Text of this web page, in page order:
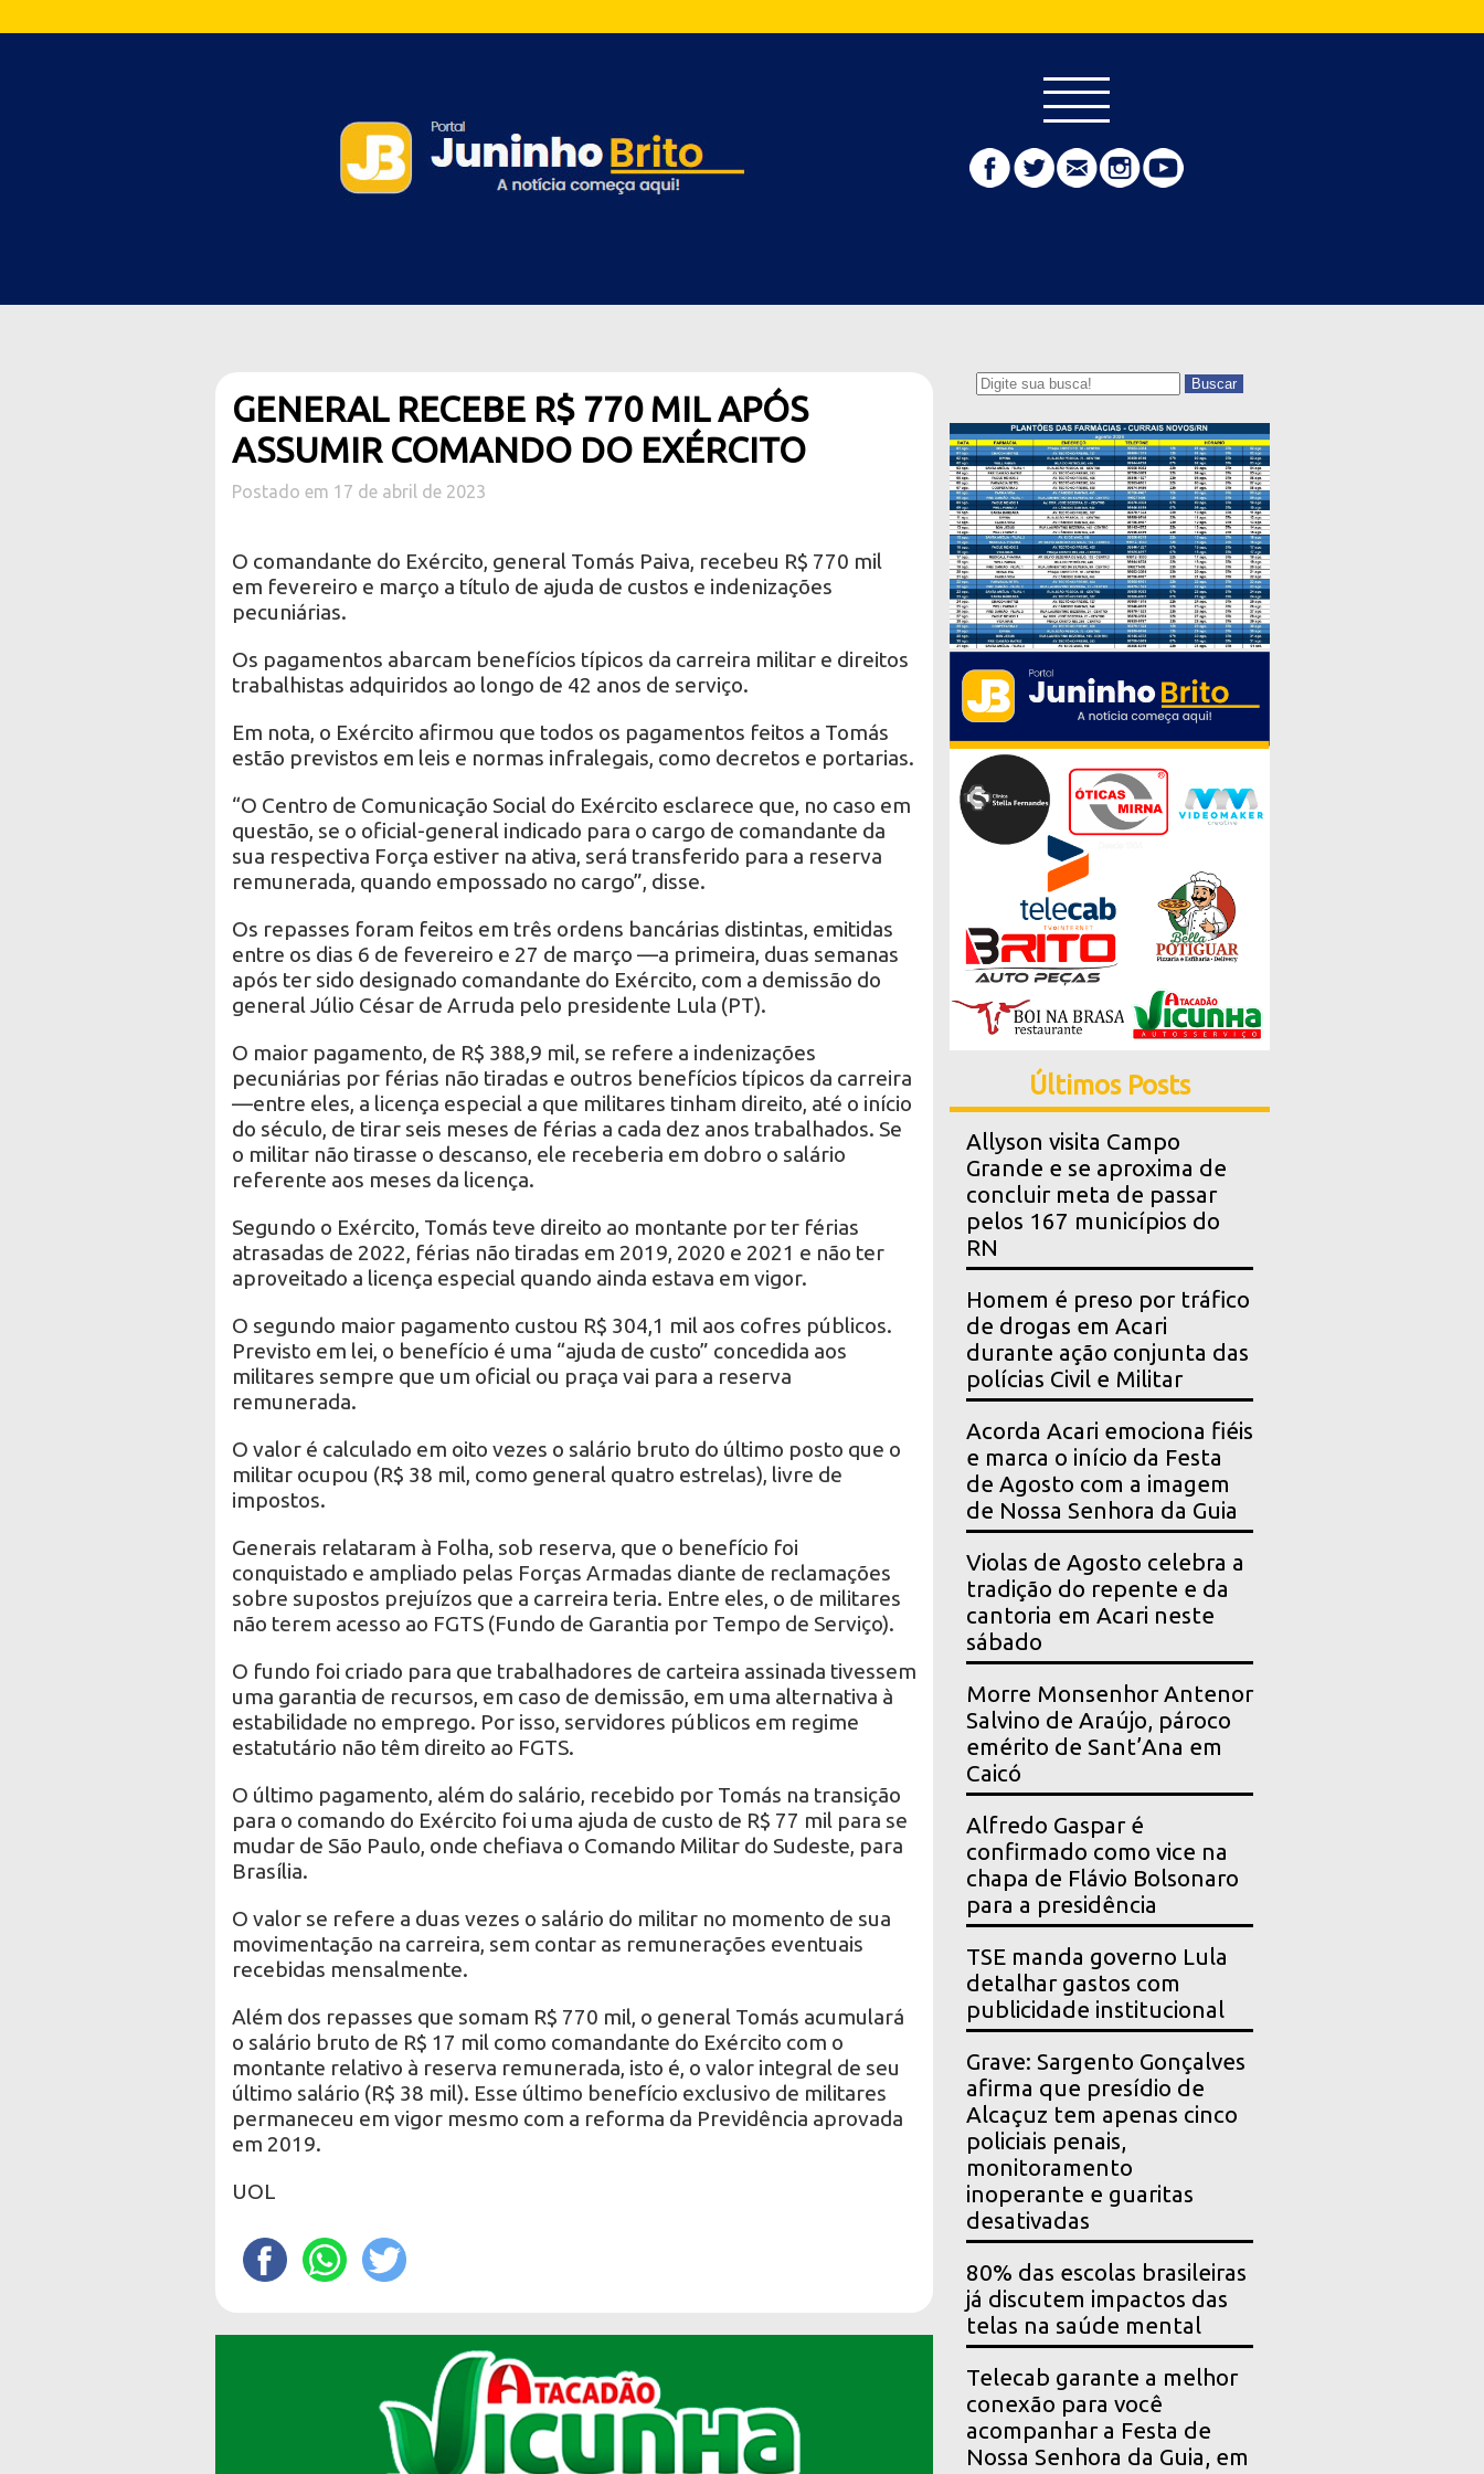
GENERAL RECEBE R$ 770 MIL APÓS
ASSUMIR COMANDO DO EXÉRCITO
Postado em 17 de abril de 2023
O comandante do Exército, general Tomás Paiva, recebeu R$ 770 mil
em fevereiro e março a título de ajuda de custos e indenizações
pecuniárias.
Os pagamentos abarcam benefícios típicos da carreira militar e direitos
trabalhistas adquiridos ao longo de 42 anos de serviço.
Em nota, o Exército afirmou que todos os pagamentos feitos a Tomás
estão previstos em leis e normas infralegais, como decretos e portarias.
“O Centro de Comunicação Social do Exército esclarece que, no caso em
questão, se o oficial-general indicado para o cargo de comandante da
sua respectiva Força estiver na ativa, será transferido para a reserva
remunerada, quando empossado no cargo”, disse.
Os repasses foram feitos em três ordens bancárias distintas, emitidas
entre os dias 6 de fevereiro e 27 de março —a primeira, duas semanas
após ter sido designado comandante do Exército, com a demissão do
general Júlio César de Arruda pelo presidente Lula (PT).
O maior pagamento, de R$ 388,9 mil, se refere a indenizações
pecuniárias por férias não tiradas e outros benefícios típicos da carreira
—entre eles, a licença especial a que militares tinham direito, até o início
do século, de tirar seis meses de férias a cada dez anos trabalhados. Se
o militar não tirasse o descanso, ele receberia em dobro o salário
referente aos meses da licença.
Segundo o Exército, Tomás teve direito ao montante por ter férias
atrasadas de 2022, férias não tiradas em 2019, 2020 e 2021 e não ter
aproveitado a licença especial quando ainda estava em vigor.
O segundo maior pagamento custou R$ 304,1 mil aos cofres públicos.
Previsto em lei, o benefício é uma “ajuda de custo” concedida aos
militares sempre que um oficial ou praça vai para a reserva
remunerada.
O valor é calculado em oito vezes o salário bruto do último posto que o
militar ocupou (R$ 38 mil, como general quatro estrelas), livre de
impostos.
Generais relataram à Folha, sob reserva, que o benefício foi
conquistado e ampliado pelas Forças Armadas diante de reclamações
sobre supostos prejuízos que a carreira teria. Entre eles, o de militares
não terem acesso ao FGTS (Fundo de Garantia por Tempo de Serviço).
O fundo foi criado para que trabalhadores de carteira assinada tivessem
uma garantia de recursos, em caso de demissão, em uma alternativa à
estabilidade no emprego. Por isso, servidores públicos em regime
estatutário não têm direito ao FGTS.
O último pagamento, além do salário, recebido por Tomás na transição
para o comando do Exército foi uma ajuda de custo de R$ 77 mil para se
mudar de São Paulo, onde chefiava o Comando Militar do Sudeste, para
Brasília.
O valor se refere a duas vezes o salário do militar no momento de sua
movimentação na carreira, sem contar as remunerações eventuais
recebidas mensalmente.
Além dos repasses que somam R$ 770 mil, o general Tomás acumulará
o salário bruto de R$ 17 mil como comandante do Exército com o
montante relativo à reserva remunerada, isto é, o valor integral de seu
último salário (R$ 38 mil). Esse último benefício exclusivo de militares
permaneceu em vigor mesmo com a reforma da Previdência aprovada
em 2019.
UOL
Buscar
Últimos Posts
Allyson visita Campo
Grande e se aproxima de
concluir meta de passar
pelos 167 municípios do
RN
Homem é preso por tráfico
de drogas em Acari
durante ação conjunta das
polícias Civil e Militar
Acorda Acari emociona fiéis
e marca o início da Festa
de Agosto com a imagem
de Nossa Senhora da Guia
Violas de Agosto celebra a
tradição do repente e da
cantoria em Acari neste
sábado
Morre Monsenhor Antenor
Salvino de Araújo, pároco
emérito de Sant’Ana em
Caicó
Alfredo Gaspar é
confirmado como vice na
chapa de Flávio Bolsonaro
para a presidência
TSE manda governo Lula
detalhar gastos com
publicidade institucional
Grave: Sargento Gonçalves
afirma que presídio de
Alcaçuz tem apenas cinco
policiais penais,
monitoramento
inoperante e guaritas
desativadas
80% das escolas brasileiras
já discutem impactos das
telas na saúde mental
Telecab garante a melhor
conexão para você
acompanhar a Festa de
Nossa Senhora da Guia, em